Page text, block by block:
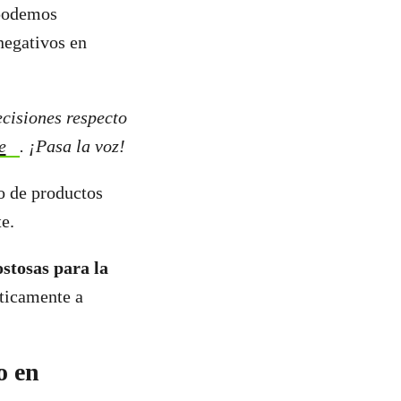
en
respecto
. ¡Pasa la voz!
de productos
para la
a
en